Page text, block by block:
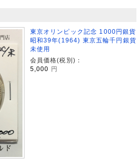
東京オリンピック記念 1000円銀貨
昭和39年(1964) 東京五輪千円銀貨
未使用
会員価格(税別)：
5,000
円